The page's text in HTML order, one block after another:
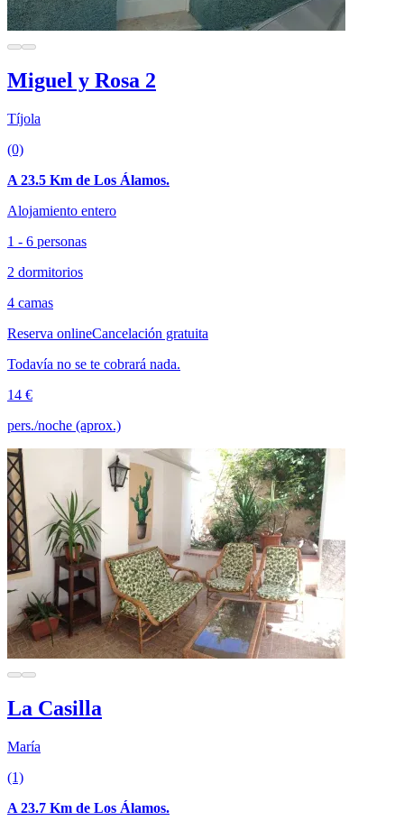
Miguel y Rosa 2
Tíjola
(0)
A 23.5 Km de Los Álamos.
Alojamiento entero
1 - 6 personas
2 dormitorios
4 camas
Reserva onlineCancelación gratuita
Todavía no se te cobrará nada.
14 €
pers./noche (aprox.)
La Casilla
María
(1)
A 23.7 Km de Los Álamos.